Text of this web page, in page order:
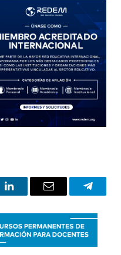
LinkedInEmail